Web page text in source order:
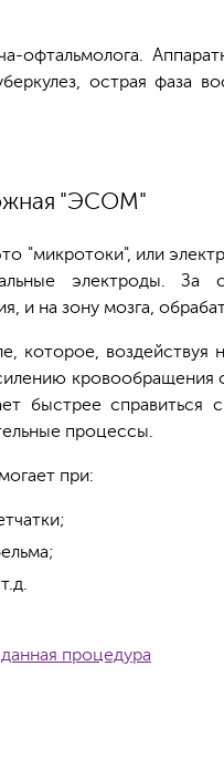
офтальмолога.
острая фаза
"ЭСОМ"
"микротоки", или
электроды. За
и на зону мозга,
которое, воздействуя
кровообращения
быстрее справиться
процессы.
при:
процедура